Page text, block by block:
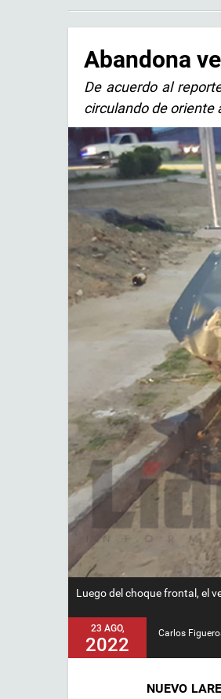
Abandona
De acuerdo al
circulando de oriente
Luego del choque frontal, el
23 AGO,
2022
Carlos
NUEVO